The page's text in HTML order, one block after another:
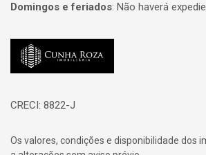
Domingos e feriados: Não haverá
Página inicial
CRECI: 8822-J
Os valores, condições e disponibilidade dos